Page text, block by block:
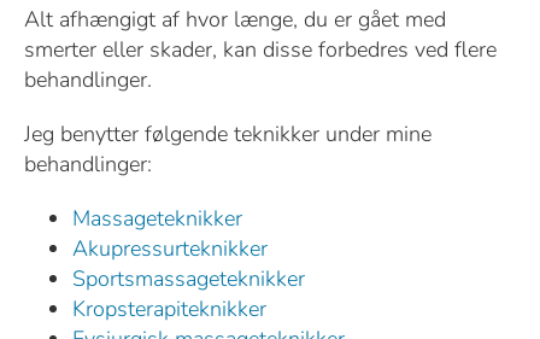
Alt afhængigt af hvor længe, du er gået med
smerter eller skader, kan disse forbedres ved flere
behandlinger.
Jeg benytter følgende teknikker under mine
behandlinger:
Massageteknikker
Akupressurteknikker
Sportsmassageteknikker
Kropsterapiteknikker